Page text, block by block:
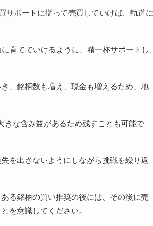
サポートに従って売買していけば、軌道に
育てていけるように、精一杯サポートし
、銘柄数も増え、現金も増えるため、地
きな含み益があるため残すことも可能で
を出さないようにしながら挑戦を繰り返
る銘柄の買い推奨の後には、その後に売
を意識してください。